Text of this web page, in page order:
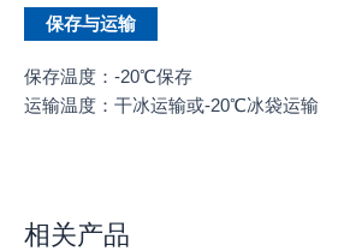
保存与运输
保存温度：-20℃保存
运输温度：干冰运输或-20℃冰袋运输
相关产品